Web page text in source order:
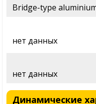
Bridge-type
нет данных
нет данных
Динамические